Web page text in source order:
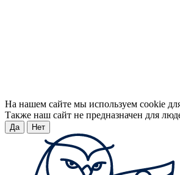
На нашем сайте мы используем cookie
Также наш сайт не предназначен для
Да Нет